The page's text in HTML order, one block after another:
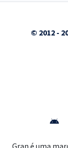
© 2012 -
Gran é uma